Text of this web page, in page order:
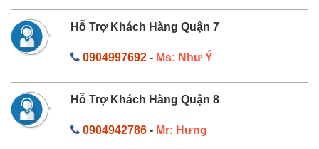
Hỗ Trợ Khách Hàng Quận 7
0904997692- Ms: Như Ý
Hỗ Trợ Khách Hàng Quận 8
0904942786- Mr: Hưng